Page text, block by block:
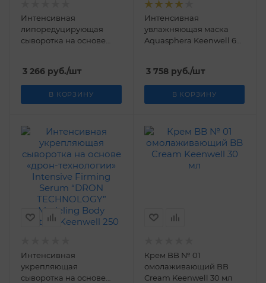
Интенсивная
липоредуцирующая
сыворотка на основе
Serum “DRON
TECHNOLOGY” Modeling
Body System Keenwell
3 266 руб./шт
В КОРЗИНУ
Интенсивная
увлажняющая маска
Aquasphera Keenwell 60
3 758руб./шт
В КОРЗИНУ
Интенсивная
укрепляющая
сыворотка на основе
Крем BB № 01
омолаживающий BB
Cream Keenwell 30 мл